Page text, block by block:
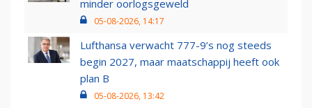
minder oorlogsgeweld
05-08-2026, 14:17
Lufthansa verwacht 777-9’s nog steeds
begin 2027, maar maatschappij heeft ook
plan B
05-08-2026, 13:42